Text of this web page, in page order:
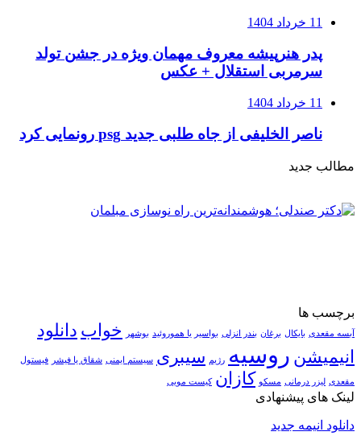
11 خرداد 1404
پدر هنرپیشه معروف مهمان ویژه در جشن تولد
سرمربی استقلال + عکس
11 خرداد 1404
ناصر الخلیفی از جاه طلبی جدید psg رونمایی کرد
مطالب جدید
برچسب ها
آبسه مقعدی بایکال برغان بندر انزلی بواسیر یا هموروئید بوشهر خواب دانلود
انیمیشن روسیه رژیم سیبری سیستم ایمنی شقاق یا فیشر فیستول
مقعدی لیزر درمانی مسکو کازان کیست مویی
لینک های پیشنهادی
دانلود انیمه جدید